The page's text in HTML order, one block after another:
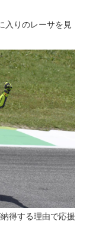
入りのレーサを見
得する理由で応援